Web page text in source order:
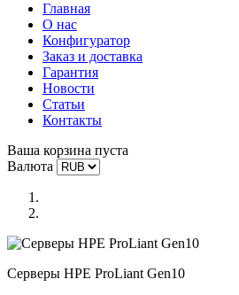
Главная
О нас
Конфигуратор
Заказ и доставка
Гарантия
Новости
Статьи
Контакты
Ваша корзина пуста
Валюта
Серверы HPE ProLiant Gen10